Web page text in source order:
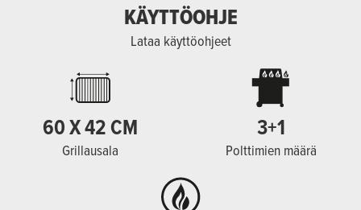
KÄYTTÖOHJE
Lataa käyttöohjeet
60 X 42 CM
Grillausala
3+1
Polttimien määrä